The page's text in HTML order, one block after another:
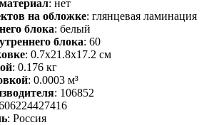
: нет
на обложке: глянцевая ламинация
блока: белый
блока: 60
: 0.7x21.8x17.2 см
: 0.176 кг
: 0.0003 м³
: 106852
: Россия